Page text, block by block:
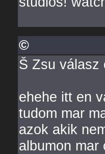
©
Š Zsu válasz
ehehe itt en
tudom mar
azok akik
albumon